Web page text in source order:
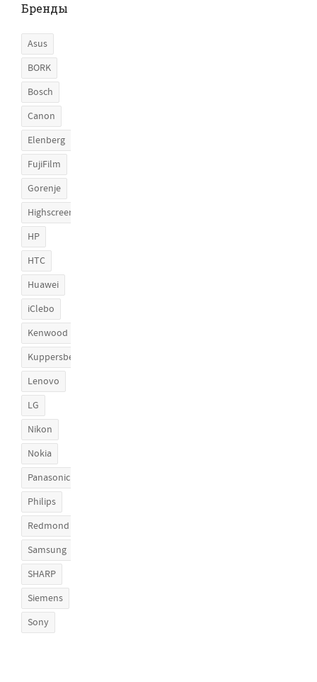
Бренды
Asus
BORK
Bosch
Canon
Elenberg
FujiFilm
Gorenje
Highscreen
HP
HTC
Huawei
iClebo
Kenwood
Kuppersberg
Lenovo
LG
Nikon
Nokia
Panasonic
Philips
Redmond
Samsung
SHARP
Siemens
Sony